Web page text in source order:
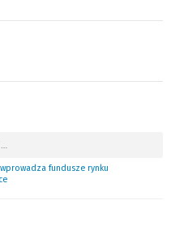
…
fundusze rynku